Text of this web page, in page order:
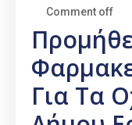
Comment off
Για Τα